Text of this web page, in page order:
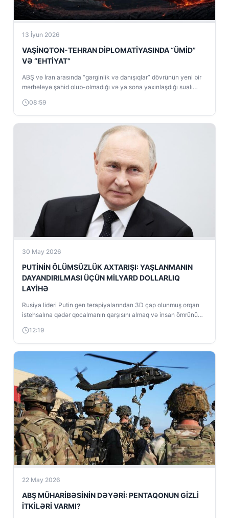
13 İyun 2026
VAŞİNQTON-TEHRAN DİPLOMATİYASINDA “ÜMİD”
VƏ “EHTİYAT”
ABŞ və İran arasında “gərginlik və danışıqlar” dövrünün yeni bir
mərhələyə şahid olub-olmadığı və ya sona yaxınlaşdığı sualı
08:59
30 May 2026
PUTİNİN ÖLÜMSÜZLÜK AXTARIŞI: YAŞLANMANIN
DAYANDIRILMASI ÜÇÜN MİLYARD DOLLARLIQ
LAYİHƏ
Rusiya lideri Putin gen terapiyalarından 3D çap olunmuş orqan
istehsalına qədər qocalmanın qarşısını almaq və insan ömrünü
12:19
22 May 2026
ABŞ MÜHARİBƏSİNİN DƏYƏRİ: PENTAQONUN GİZLİ
İTKİLƏRİ VARMI?